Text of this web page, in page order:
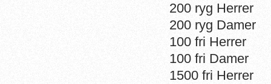
200 ryg Herrer
200 ryg Damer
100 fri Herrer
100 fri Damer
1500 fri Herrer